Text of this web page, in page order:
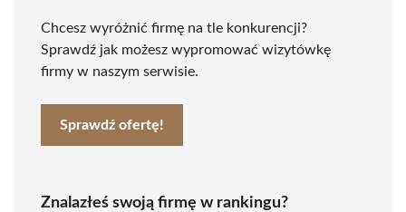
Chcesz wyróżnić firmę na tle konkurencji?
Sprawdź jak możesz wypromować wizytówkę
firmy w naszym serwisie.
Sprawdź ofertę!
Znalazłeś swoją firmę w rankingu?